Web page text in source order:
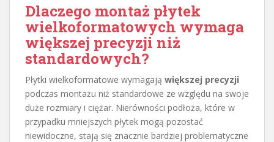
Dlaczego montaż płytek
wielkoformatowych wymaga
większej precyzji niż
standardowych?
Płytki wielkoformatowe wymagają większej precyzji
podczas montażu niż standardowe ze względu na swoje
duże rozmiary i ciężar. Nierówności podłoża, które w
przypadku mniejszych płytek mogą pozostać
niewidoczne, stają się znacznie bardziej problematyczne